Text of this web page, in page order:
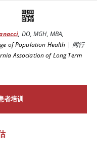
, DO, MGH, MBA,
of Population Health | 同行
Association of Long Term
者培训